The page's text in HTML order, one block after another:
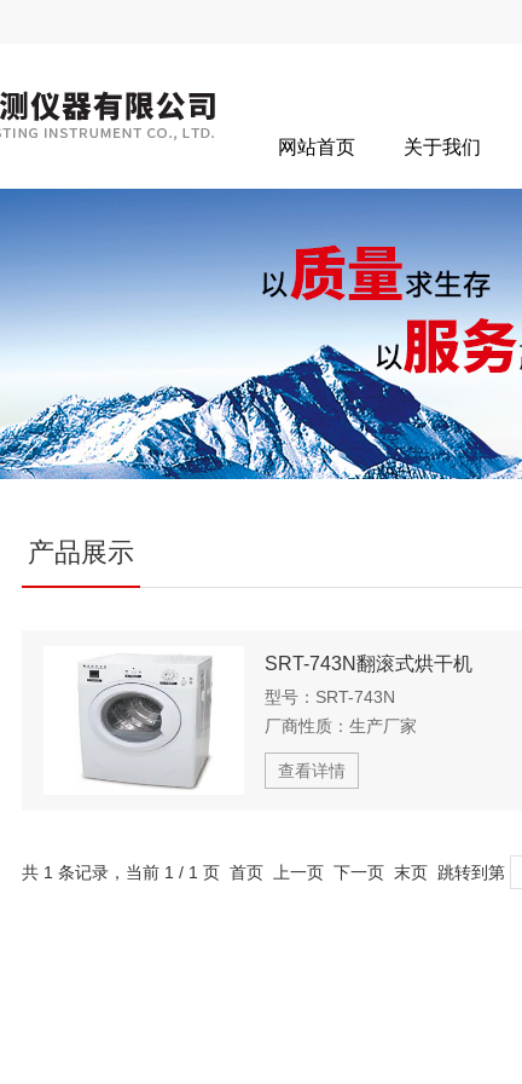
网站首页 关于我们
产品展示
SRT-743N翻滚式烘干机
型号： SRT-743N
厂商性质： 生产厂家
查看详情
共 1 条记录，当前 1 / 1 页 首页 上一页 下一页 末页 跳转到第